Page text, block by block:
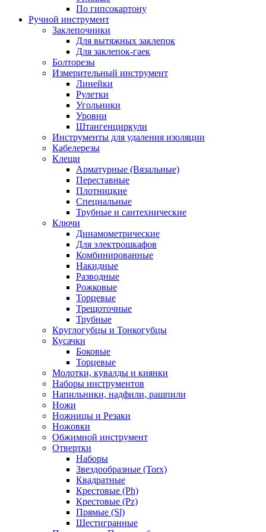
По гипсокартону
Ручной инструмент
Заклепочники
Для вытяжных заклепок
Для заклепок-гаек
Болторезы
Измерительный инструмент
Линейки
Рулетки
Угольники
Уровни
Штангенциркули
Инструменты для удаления изоляции
Кабелерезы
Клещи
Арматурные (Вязальные)
Переставные
Плотницкие
Специальные
Трубные и сантехнические
Ключи
Динамометрические
Для электрошкафов
Комбинированные
Накидные
Разводные
Рожковые
Торцевые
Трещоточные
Трубные
Круглогубцы и Тонкогубцы
Кусачки
Боковые
Торцевые
Молотки, кувалды и киянки
Наборы инструментов
Напильники, надфили, рашпили
Ножи
Ножницы и Резаки
Ножовки
Обжимной инструмент
Отвертки
Наборы
Звездообразные (Torx)
Квадратные
Крестовые (Ph)
Крестовые (Pz)
Прямые (Sl)
Шестигранные